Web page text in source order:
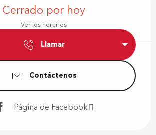
Cerrado por hoy
Ver los horarios
Llamar
Contáctenos
Página de Facebook